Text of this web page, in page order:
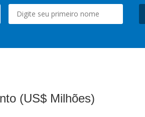
(US$ Milhões)